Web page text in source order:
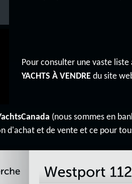
Pour consulter une vaste
YACHTS À VENDRE du site
(nous sommes en
d'achat et de vente et ce pour